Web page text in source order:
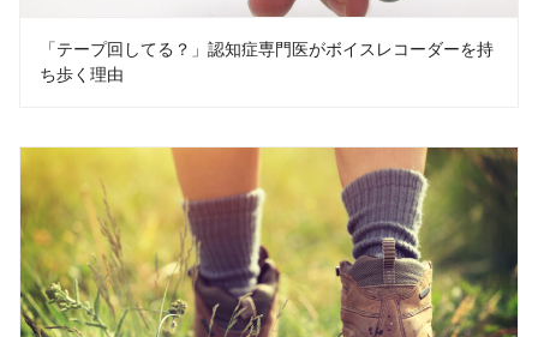
「テープ回してる？」認知症専門医がボイスレコーダーを持
ち歩く理由